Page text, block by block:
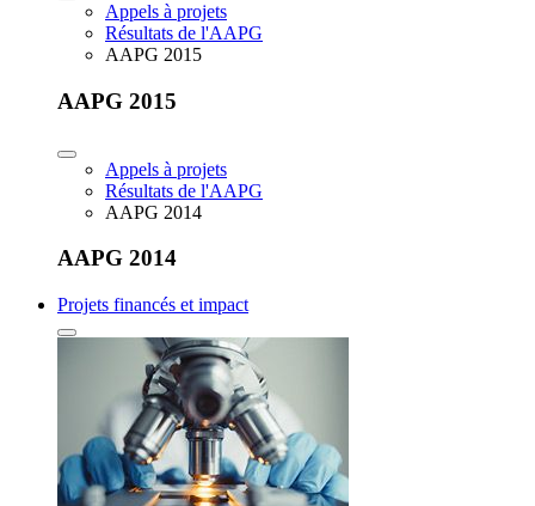
Appels à projets
Résultats de l'AAPG
AAPG 2015
AAPG 2015
Appels à projets
Résultats de l'AAPG
AAPG 2014
AAPG 2014
Projets financés et impact